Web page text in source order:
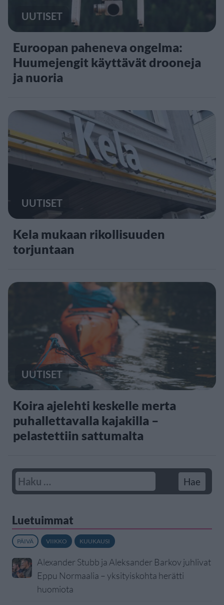
UUTISET
Euroopan paheneva ongelma:
Huumejengit käyttävät drooneja
ja nuoria
UUTISET
Kela mukaan rikollisuuden
torjuntaan
UUTISET
Koira ajelehti keskelle merta
puhallettavalla kajakilla –
pelastettiin sattumalta
Luetuimmat
PÄIVÄ VIIKKO KUUKAUSI
Alexander Stubb ja Aleksander Barkov juhlivat
Eppu Normaalia – yksityiskohta herätti
huomiota